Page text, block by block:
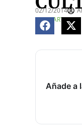
02/12/2014
COMPARTE
Añade a